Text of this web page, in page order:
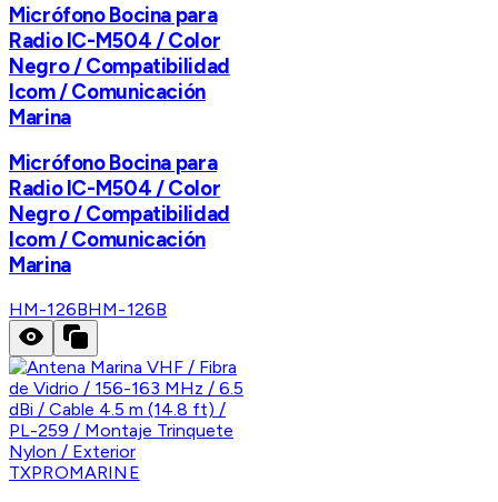
Micrófono Bocina para
Radio IC-M504 / Color
Negro / Compatibilidad
Icom / Comunicación
Marina
Micrófono Bocina para
Radio IC-M504 / Color
Negro / Compatibilidad
Icom / Comunicación
Marina
HM-126BHM-126B
TXPROMARINE